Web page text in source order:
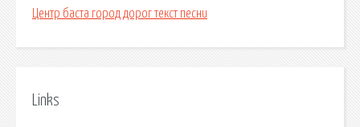
Центр баста город дорог текст песни
Links